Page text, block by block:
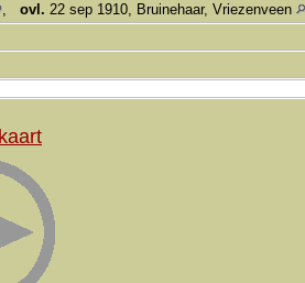
, ovl. 22 sep 1910, Bruinehaar, Vriezenveen